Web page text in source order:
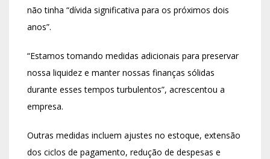
não tinha “dívida significativa para os próximos dois
anos”.
“Estamos tomando medidas adicionais para preservar
nossa liquidez e manter nossas finanças sólidas
durante esses tempos turbulentos”, acrescentou a
empresa.
Outras medidas incluem ajustes no estoque, extensão
dos ciclos de pagamento, redução de despesas e